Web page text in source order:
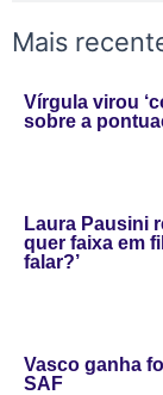
Mais
Vírgula virou
sobre a
Laura Pausini
quer faixa em
falar?’
Vasco ganha
SAF